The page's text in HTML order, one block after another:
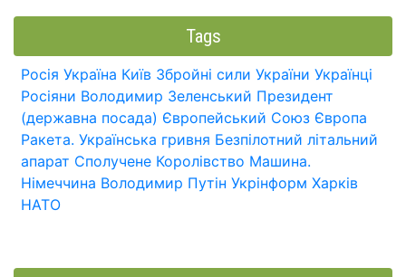
Tags
Росія Україна Київ Збройні сили України Українці
Росіяни Володимир Зеленський Президент
(державна посада) Європейський Союз Європа
Ракета. Українська гривня Безпілотний літальний
апарат Сполучене Королівство Машина.
Німеччина Володимир Путін Укрінформ Харків
НАТО